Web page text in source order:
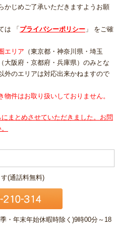
かじめご了承いただきますようお願
は 「 プライバシーポリシー 」 をご確
エリア （東京都・神奈川県・埼玉
（大阪府・京都府・兵庫県）のみとな
外のエリアは対応出来かねますので
件はお取り扱いしておりません。
まとめさせていただきました。お問
(通話料無料)
・年末年始休暇時除く)9時00分～18